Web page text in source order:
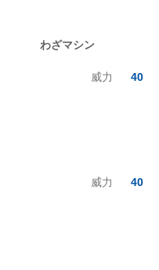
わざマシン
威力 40
威力 40